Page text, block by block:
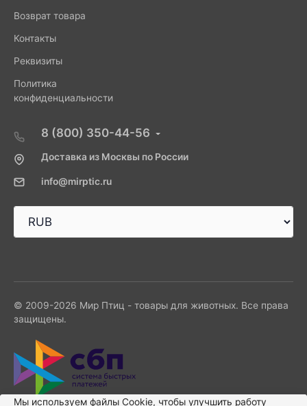
Возврат товара
Контакты
Реквизиты
Политика
конфиденциальности
8 (800) 350-44-56
Доставка из Москвы по России
info@mirptic.ru
© 2009-2026 Мир Птиц - товары для животных. Все права
защищены.
Мы используем файлы Сookie, чтобы улучшить работу